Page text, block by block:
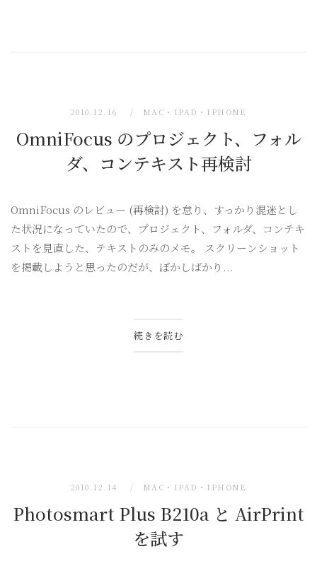
2010.12.16 MAC・IPAD・IPHONE
OmniFocus のプロジェクト、フォル
ダ、コンテキスト再検討
OmniFocus のレビュー (再検討) を怠り、すっかり混迷とし
た状況になっていたので、プロジェクト、フォルダ、コンテキ
ストを見直した、テキストのみのメモ。 スクリーンショット
を掲載しようと思ったのだが、ぼかしばかり...
続きを読む
2010.12.14 MAC・IPAD・IPHONE
Photosmart Plus B210a と AirPrint
を試す